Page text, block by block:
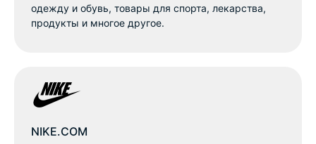
одежду и обувь, товары для спорта, лекарства,
продукты и многое другое.
NIKE.COM